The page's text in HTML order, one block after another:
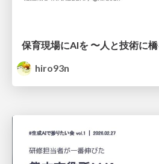
hiro93n